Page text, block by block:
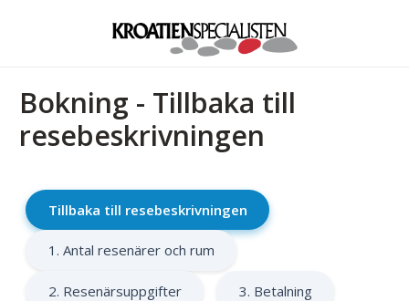
Bokning - Tillbaka till
resebeskrivningen
Tillbaka till resebeskrivningen
1. Antal resenärer och rum
2. Resenärsuppgifter 3. Betalning